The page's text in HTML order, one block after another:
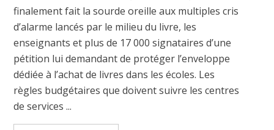
finalement fait la sourde oreille aux multiples cris
d’alarme lancés par le milieu du livre, les
enseignants et plus de 17 000 signataires d’une
pétition lui demandant de protéger l’enveloppe
dédiée à l’achat de livres dans les écoles. Les
règles budgétaires que doivent suivre les centres
de services ...